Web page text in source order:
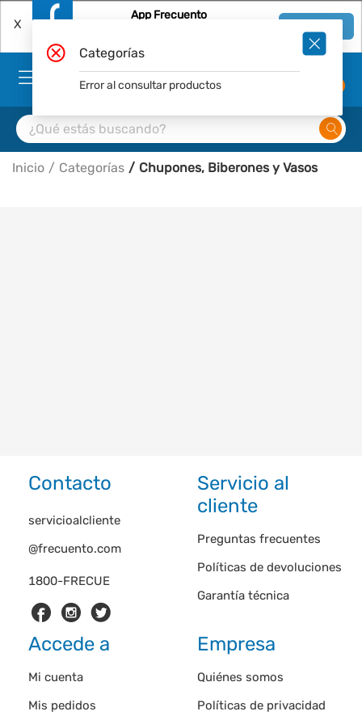
X
App Frecuento
Inicio Categorías Chupones, Biberones y Vasos
Contacto
1800-FRECUE
servicioalcliente
@frecuento.com
Servicio al
cliente
Preguntas frecuentes
Políticas de devoluciones
Garantía técnica
Accede a
Mi cuenta
Mis pedidos
Empresa
Quiénes somos
Políticas de privacidad
Categorías
Error al consultar productos